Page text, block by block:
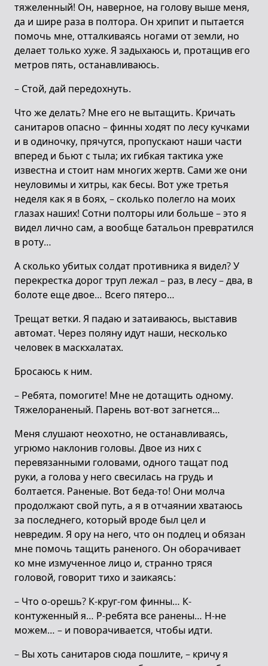
тяжеленный! Он, наверное, на голову выше меня,
да и шире раза в полтора. Он хрипит и пытается
помочь мне, отталкиваясь ногами от земли, но
делает только хуже. Я задыхаюсь и, протащив его
метров пять, останавливаюсь.
– Стой, дай передохнуть.
Что же делать? Мне его не вытащить. Кричать
санитаров опасно – финны ходят по лесу кучками
и в одиночку, прячутся, пропускают наши части
вперед и бьют с тыла; их гибкая тактика уже
известна и стоит нам многих жертв. Сами же они
неуловимы и хитры, как бесы. Вот уже третья
неделя как я в боях, – сколько полегло на моих
глазах наших! Сотни полторы или больше – это я
видел лично сам, а вообще батальон превратился
в роту…
А сколько убитых солдат противника я видел? У
перекрестка дорог труп лежал – раз, в лесу – два, в
болоте еще двое… Всего пятеро…
Трещат ветки. Я падаю и затаиваюсь, выставив
автомат. Через поляну идут наши, несколько
человек в маскхалатах.
Бросаюсь к ним.
– Ребята, помогите! Мне не дотащить одному.
Тяжелораненый. Парень вот-вот загнется…
Меня слушают неохотно, не останавливаясь,
угрюмо наклонив головы. Двое из них с
перевязанными головами, одного тащат под
руки, а голова у него свесилась на грудь и
болтается. Раненые. Вот беда-то! Они молча
продолжают свой путь, а я в отчаянии хватаюсь
за последнего, который вроде был цел и
невредим. Я ору на него, что он подлец и обязан
мне помочь тащить раненого. Он оборачивает
ко мне измученное лицо и, странно тряся
головой, говорит тихо и заикаясь:
– Что о-орешь? К-круг-гом финны… К-
контуженный я… Р-ребята все ранены… Н-не
можем… – и поворачивается, чтобы идти.
– Вы хоть санитаров сюда пошлите, – кричу я